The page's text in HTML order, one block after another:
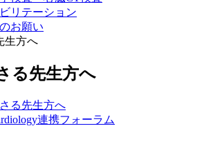
リテーション
お願い
生方へ
る先生方へ
る先生方へ
連携フォーラム